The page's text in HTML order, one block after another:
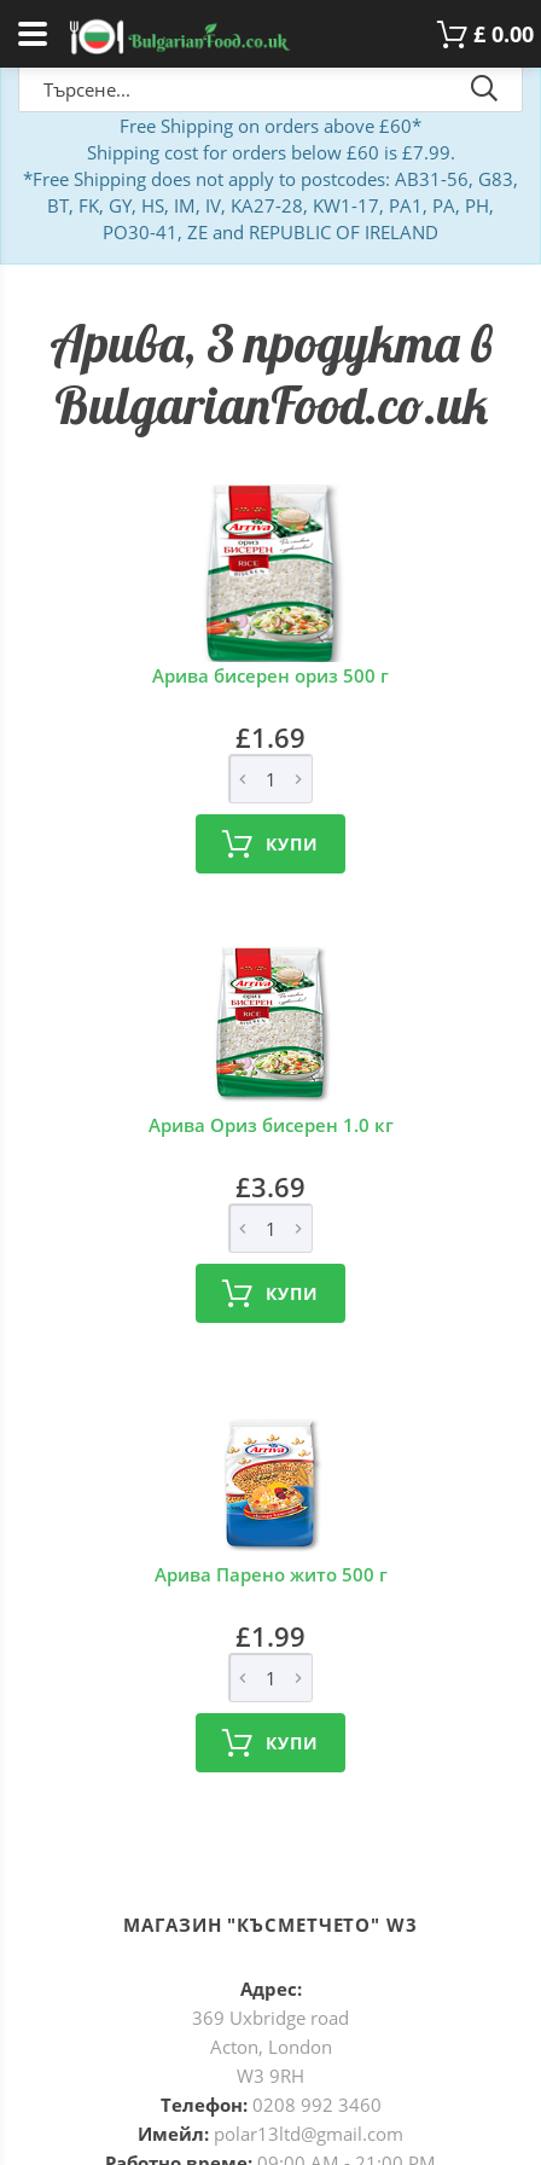
£ 0.00
Free Shipping on orders above £60*
Shipping cost for orders below £60 is £7.99.
*Free Shipping does not apply to postcodes: AB31-56, G83,
BT, FK, GY, HS, IM, IV, KA27-28, KW1-17, PA1, PA, PH,
PO30-41, ZE and REPUBLIC OF IRELAND
Арива, 3 продукта в
BulgarianFood.co.uk
Арива бисерен ориз 500 г
£1.69
КУПИ
Арива Ориз бисерен 1.0 кг
£3.69
КУПИ
Арива Парено жито 500 г
£1.99
КУПИ
МАГАЗИН "КЪСМЕТЧЕТО" W3
Адрес:
369 Uxbridge road
Acton, London
W3 9RH
Телефон: 0208 992 3460
Имейл: polar13ltd@gmail.com